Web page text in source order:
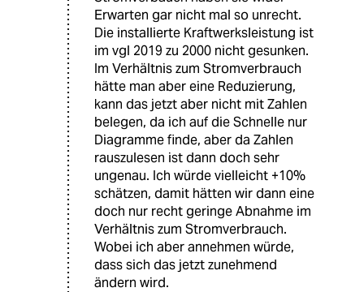
Erwarten gar nicht mal so unrecht.
Die installierte Kraftwerksleistung ist
im vgl 2019 zu 2000 nicht gesunken.
Im Verhältnis zum Stromverbrauch
hätte man aber eine Reduzierung,
kann das jetzt aber nicht mit Zahlen
belegen, da ich auf die Schnelle nur
Diagramme finde, aber da Zahlen
rauszulesen ist dann doch sehr
ungenau. Ich würde vielleicht +10%
schätzen, damit hätten wir dann eine
doch nur recht geringe Abnahme im
Verhältnis zum Stromverbrauch.
Wobei ich aber annehmen würde,
dass sich das jetzt zunehmend
ändern wird.